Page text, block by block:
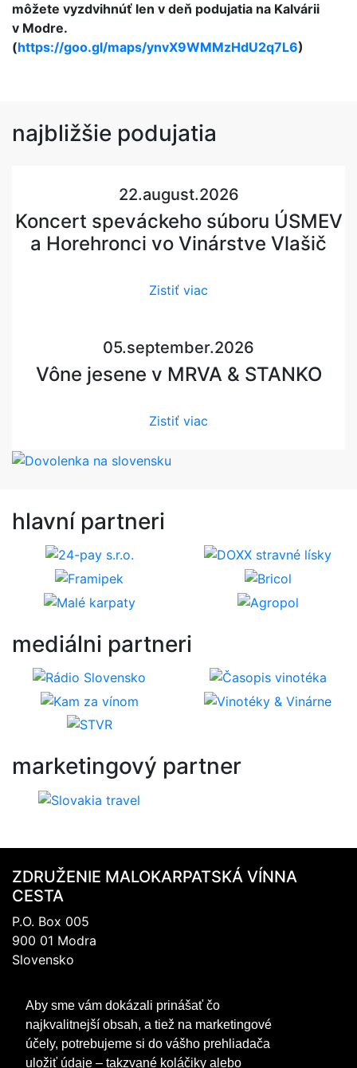
Aby sme vám dokázali prinášať čo
najkvalitnejší obsah, a tiež na marketingové
účely, potrebujeme si do vášho prehliadača
uložiť údaje – takzvané koláčiky alebo
môžete vyzdvihnúť len v deň podujatia na Kalvárii
v Modre.
(https://goo.gl/maps/ynvX9WMMzHdU2q7L6)
najbližšie podujatia
22.august.2026
Koncert speváckeho súboru ÚSMEV
a Horehronci vo Vinárstve Vlašič
Zistiť viac
05.september.2026
Vône jesene v MRVA & STANKO
Zistiť viac
hlavnípartneri
mediálni partneri
marketingový partner
ZDRUŽENIE MALOKARPATSKÁ VÍNNA
CESTA
P.O. Box 005
900 01 Modra
Slovensko
IČO: 317 69 489
DIČ:202 0988 706
+421 905 467 745
mvc@mvc.sk